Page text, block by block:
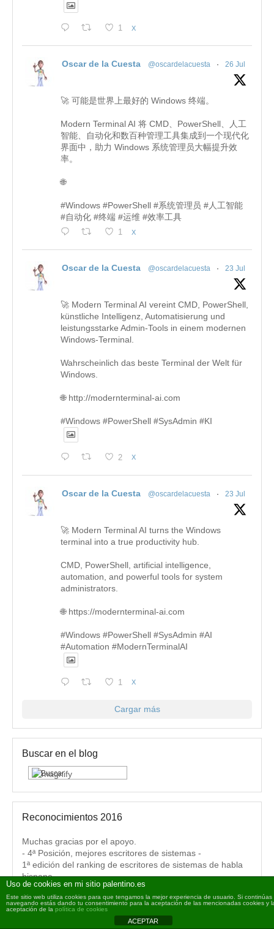
1 X
Oscar de la Cuesta @oscardelacuesta · 26 Jul
🚀 可能是世界上最好的 Windows 终端。
Modern Terminal AI 将 CMD、PowerShell、人工
智能、自动化和数百种管理工具集成到一个现代化
界面中，助力 Windows 系统管理员大幅提升效
率。
🌐
#Windows #PowerShell #系统管理员 #人工智能
#自动化 #终端 #运维 #效率工具
1 X
Oscar de la Cuesta @oscardelacuesta · 23 Jul
🚀 Modern Terminal AI vereint CMD, PowerShell,
künstliche Intelligenz, Automatisierung und
leistungsstarke Admin-Tools in einem modernen
Windows-Terminal.
Wahrscheinlich das beste Terminal der Welt für
Windows.
🌐 http://modernterminal-ai.com
#Windows #PowerShell #SysAdmin #KI
2 X
Oscar de la Cuesta @oscardelacuesta · 23 Jul
🚀 Modern Terminal AI turns the Windows
terminal into a true productivity hub.
CMD, PowerShell, artificial intelligence,
automation, and powerful tools for system
administrators.
🌐 https://modernterminal-ai.com
#Windows #PowerShell #SysAdmin #AI
#Automation #ModernTerminalAI
1 X
Cargar más
Buscar en el blog
Reconocimientos 2016
Muchas gracias por el apoyo.
- 4ª Posición, mejores escritores de sistemas -
1ª edición del ranking de escritores de sistemas de habla
hispana.
Uso de cookies en mi sitio palentino.es
Este sitio web utiliza cookies para que tengamos la mejor experiencia de usuario. Si continúas
navegando estás dando tu consentimiento para la aceptación de las mencionadas cookies y
aceptación de la política de cookies
ACEPTAR